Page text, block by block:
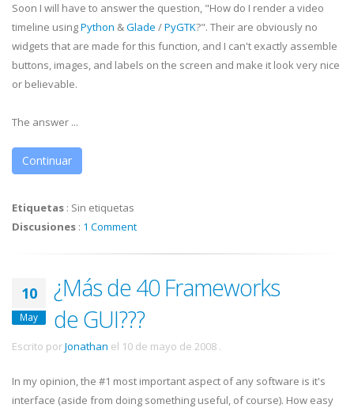
Soon I will have to answer the question, "How do I render a video
timeline usingPython &Glade /PyGTK?". Their are obviously no
widgets that are made for this function, and I can't exactly assemble
buttons, images, and labels on the screen and make it look very nice
or believable.
The answer ...
Continuar
Etiquetas : Sin etiquetas
Discusiones : 1 Comment
10
May
¿Más de 40 Frameworks
de GUI???
Escrito porJonathan el 10 de mayo de 2008 .
In my opinion, the #1 most important aspect of any software is it's
interface (aside from doing something useful, of course). How easy